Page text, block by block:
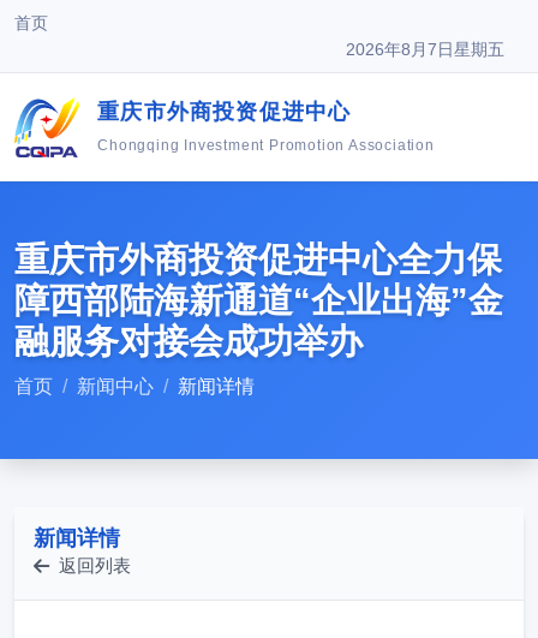
首页
2026年8月7日星期五
重庆市外商投资促进中心
Chongqing Investment Promotion Association
重庆市外商投资促进中心全力保
障西部陆海新通道“企业出海”金
融服务对接会成功举办
首页 新闻中心 新闻详情
新闻详情
返回列表